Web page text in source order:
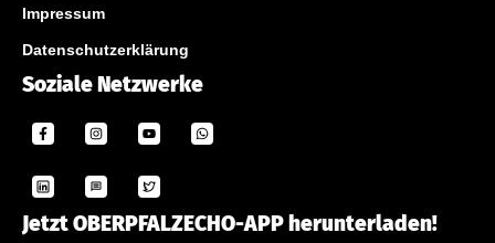
Impressum
Datenschutzerklärung
Soziale Netzwerke
Jetzt OBERPFALZECHO-APP herunterladen!